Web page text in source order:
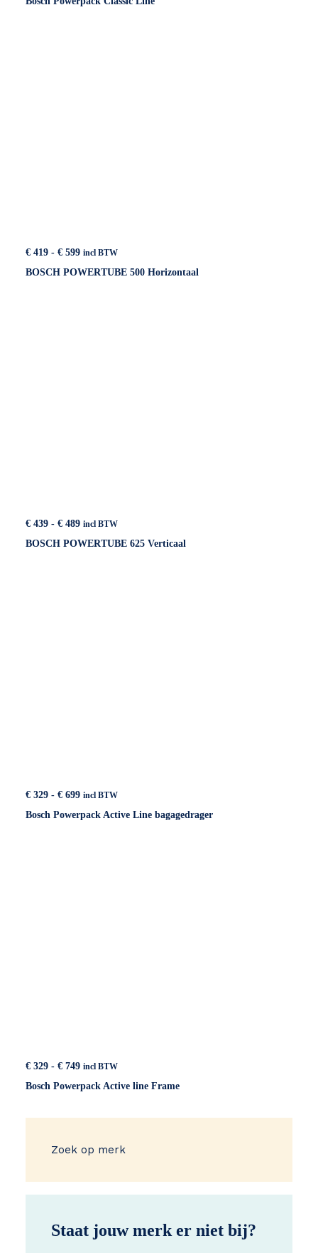
€ 419 - € 599Prijsklasse:
tot
incl BTW
BOSCH POWERTUBE 500 Horizontaal
€ 439 - € 489Prijsklasse:
tot
incl BTW
BOSCH POWERTUBE 625 Verticaal
€ 329 - € 699Prijsklasse:
tot
incl BTW
Bosch Powerpack Active Line bagagedrager
€ 329 - € 749Prijsklasse:
tot
incl BTW
Bosch Powerpack Active line Frame
Zoek op merk
Staat jouw merk er niet bij?